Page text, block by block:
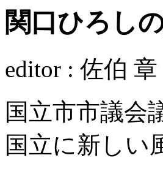
関口ひろし
editor : 佐伯 章
国立市市議会
国立に新しい